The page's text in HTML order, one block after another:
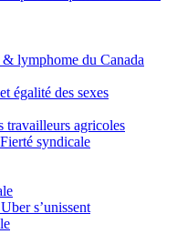
& lymphome du Canada
égalité des sexes
agricoles
syndicale
s’unissent